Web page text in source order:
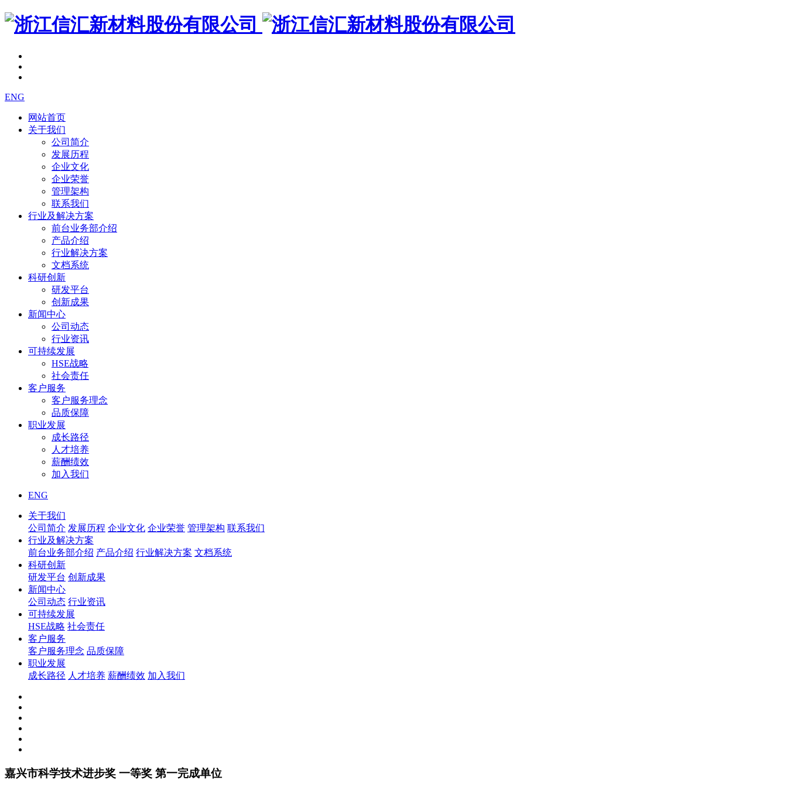
ENG
网站首页
关于我们
公司简介
发展历程
企业文化
企业荣誉
管理架构
联系我们
行业及解决方案
前台业务部介绍
产品介绍
行业解决方案
文档系统
科研创新
研发平台
创新成果
新闻中心
公司动态
行业资讯
可持续发展
HSE战略
社会责任
客户服务
客户服务理念
品质保障
职业发展
成长路径
人才培养
薪酬绩效
加入我们
ENG
关于我们
公司简介 发展历程 企业文化 企业荣誉 管理架构 联系我们
行业及解决方案
前台业务部介绍 产品介绍 行业解决方案 文档系统
科研创新
研发平台 创新成果
新闻中心
公司动态 行业资讯
可持续发展
HSE战略 社会责任
客户服务
客户服务理念 品质保障
职业发展
成长路径 人才培养 薪酬绩效 加入我们
嘉兴市科学技术进步奖 一等奖 第一完成单位